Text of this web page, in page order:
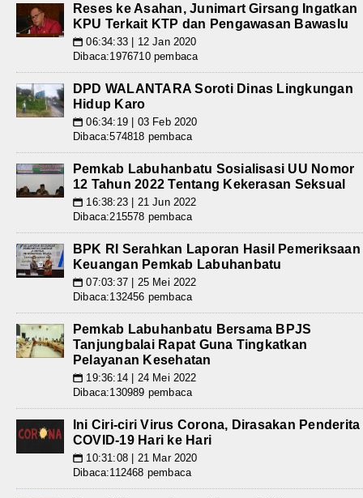
Reses ke Asahan, Junimart Girsang Ingatkan
KPU Terkait KTP dan Pengawasan Bawaslu
📅 06:34:33 | 12 Jan 2020
Dibaca:1976710 pembaca
DPD WALANTARA Soroti Dinas Lingkungan
Hidup Karo
📅 06:34:19 | 03 Feb 2020
Dibaca:574818 pembaca
Pemkab Labuhanbatu Sosialisasi UU Nomor
12 Tahun 2022 Tentang Kekerasan Seksual
📅 16:38:23 | 21 Jun 2022
Dibaca:215578 pembaca
BPK RI Serahkan Laporan Hasil Pemeriksaan
Keuangan Pemkab Labuhanbatu
📅 07:03:37 | 25 Mei 2022
Dibaca:132456 pembaca
Pemkab Labuhanbatu Bersama BPJS
Tanjungbalai Rapat Guna Tingkatkan
Pelayanan Kesehatan
📅 19:36:14 | 24 Mei 2022
Dibaca:130989 pembaca
Ini Ciri-ciri Virus Corona, Dirasakan Penderita
COVID-19 Hari ke Hari
📅 10:31:08 | 21 Mar 2020
Dibaca:112468 pembaca